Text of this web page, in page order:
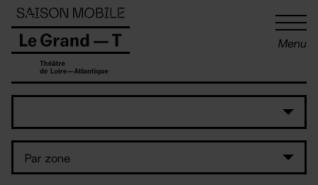
Menu
Panneau de gestion des cookies